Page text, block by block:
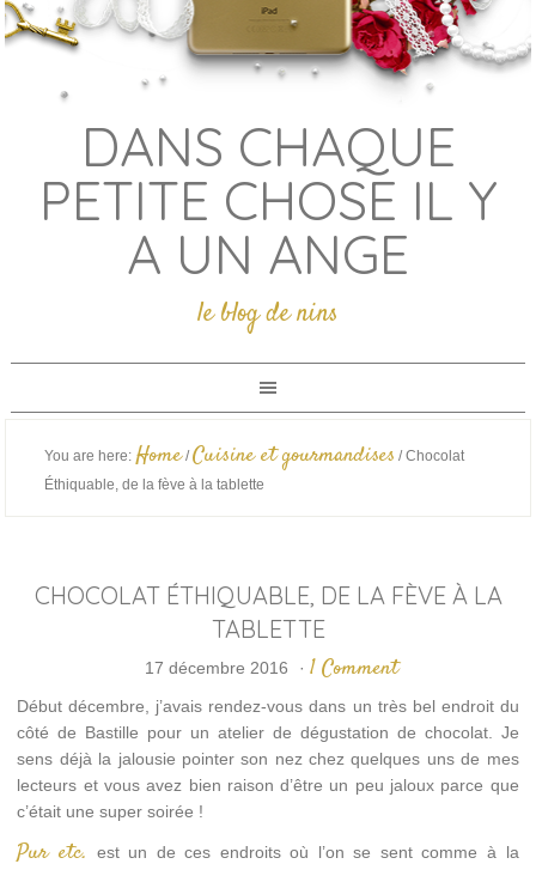
DANS CHAQUE
PETITE CHOSE IL Y
A UN ANGE
le blog de nins
You are here: Home / Cuisine et gourmandises /Chocolat
Éthiquable, de la fève à la tablette
CHOCOLAT ÉTHIQUABLE, DE LA FÈVE À LA
TABLETTE
17 décembre 2016 · 1 Comment
Début décembre, j’avais rendez-vous dans un très bel endroit du
côté de Bastille pour un atelier de dégustation de chocolat. Je
sens déjà la jalousie pointer son nez chez quelques uns de mes
lecteurs et vous avez bien raison d’être un peu jaloux parce que
c’était une super soirée !
Pur etc.
est un de ces endroits où l’on se sent comme à la